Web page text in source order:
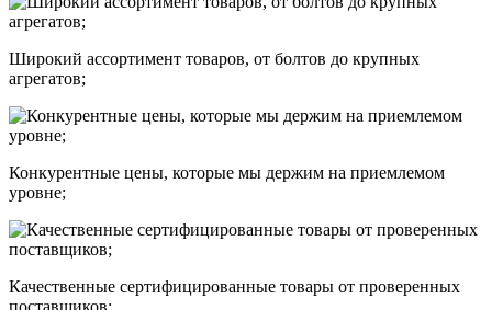
Широкий ассортимент товаров, от болтов до крупных
агрегатов;
Конкурентные цены, которые мы держим на приемлемом
уровне;
Качественные сертифицированные товары от проверенных